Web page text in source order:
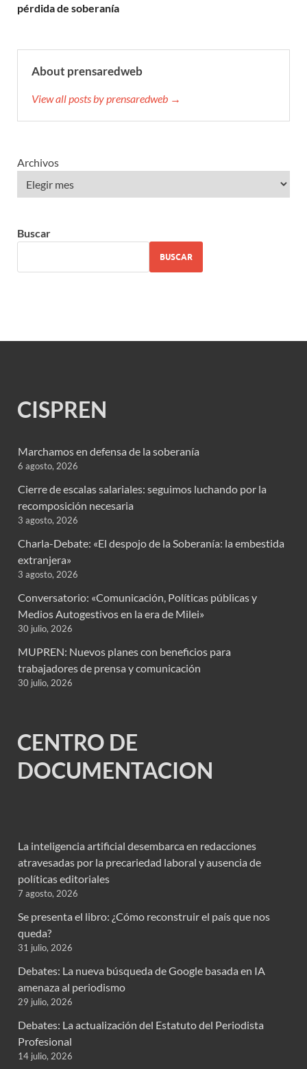
pérdida de soberanía
About prensaredweb
View all posts by prensaredweb →
Archivos
Buscar
BUSCAR
CISPREN
Marchamos en defensa de la soberanía
6 agosto, 2026
Cierre de escalas salariales: seguimos luchando por la
recomposición necesaria
3 agosto, 2026
Charla-Debate: «El despojo de la Soberanía: la embestida
extranjera»
3 agosto, 2026
Conversatorio: «Comunicación, Políticas públicas y
Medios Autogestivos en la era de Milei»
30 julio, 2026
MUPREN: Nuevos planes con beneficios para
trabajadores de prensa y comunicación
30 julio, 2026
CENTRO DE
DOCUMENTACION
La inteligencia artificial desembarca en redacciones
atravesadas por la precariedad laboral y ausencia de
políticas editoriales
7 agosto, 2026
Se presenta el libro: ¿Cómo reconstruir el país que nos
queda?
31 julio, 2026
Debates: La nueva búsqueda de Google basada en IA
amenaza al periodismo
29 julio, 2026
Debates: La actualización del Estatuto del Periodista
Profesional
14 julio, 2026